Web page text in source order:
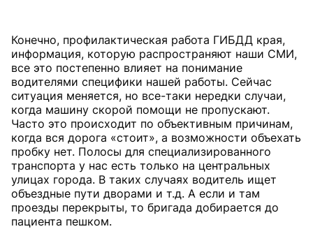
Конечно, профилактическая работа ГИБДД края,
информация, которую распространяют наши СМИ,
все это постепенно влияет на понимание
водителями специфики нашей работы. Сейчас
ситуация меняется, но все-таки нередки случаи,
когда машину скорой помощи не пропускают.
Часто это происходит по объективным причинам,
когда вся дорога «стоит», а возможности объехать
пробку нет. Полосы для специализированного
транспорта у нас есть только на центральных
улицах города. В таких случаях водитель ищет
объездные пути дворами и т.д. А если и там
проезды перекрыты, то бригада добирается до
пациента пешком.